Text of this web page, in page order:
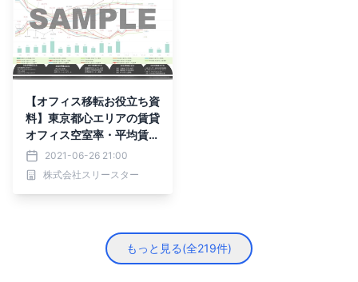
【オフィス移転お役立ち資
料】東京都心エリアの賃貸
オフィス空室率・平均賃料
と市況感2021-06-26 21:00
株式会社スリースター
もっと見る(全219件)